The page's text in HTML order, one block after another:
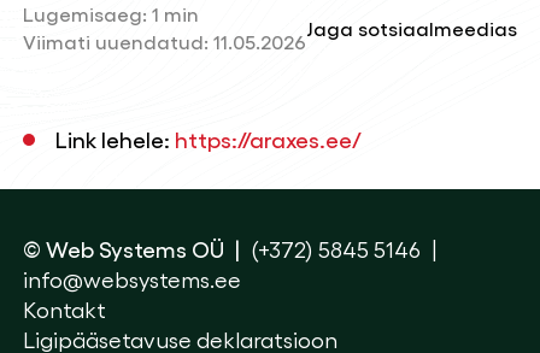
Lugemisaeg: 1 min
Viimati uuendatud: 11.05.2026
Jaga sotsiaalmeedias
Link lehele: https://araxes.ee/
© Web Systems OÜ
(+372) 5845 5146
info@websystems.ee
Kontakt
Ligipääsetavuse deklaratsioon